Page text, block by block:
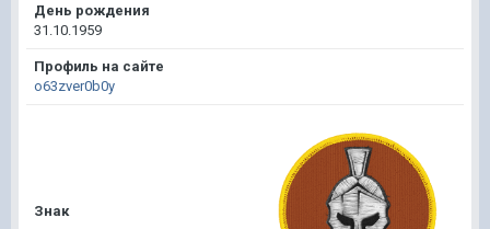
День рождения
31.10.1959
Профиль на сайте
o63zver0b0y
Знак